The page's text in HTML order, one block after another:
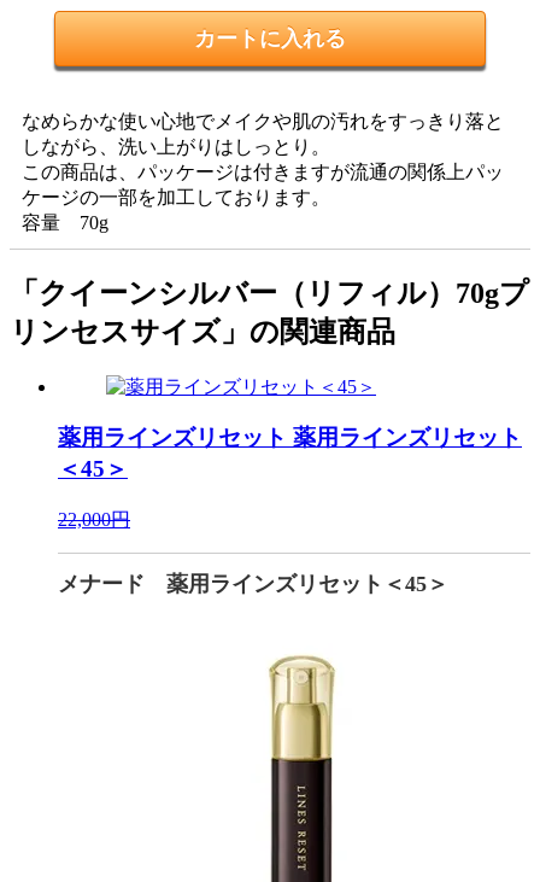
なめらかな使い心地でメイクや肌の汚れをすっきり落と
しながら、洗い上がりはしっとり。
この商品は、パッケージは付きますが流通の関係上パッ
ケージの一部を加工しております。
容量 70g
「クイーンシルバー（リフィル）70gプ
リンセスサイズ」の関連商品
薬用ラインズリセット 薬用ラインズリセット
＜45＞
22,000円
メナード 薬用ラインズリセット＜45＞